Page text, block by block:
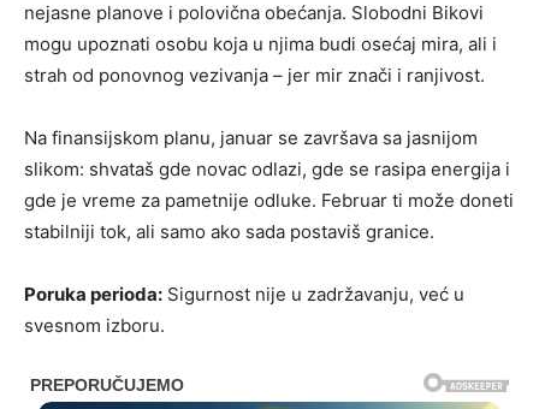
nejasne planove i polovična obećanja. Slobodni Bikovi
mogu upoznati osobu koja u njima budi osećaj mira, ali i
strah od ponovnog vezivanja – jer mir znači i ranjivost.
Na finansijskom planu, januar se završava sa jasnijom
slikom: shvataš gde novac odlazi, gde se rasipa energija i
gde je vreme za pametnije odluke. Februar ti može doneti
stabilniji tok, ali samo ako sada postaviš granice.
Poruka perioda: Sigurnost nije u zadržavanju, već u
svesnom izboru.